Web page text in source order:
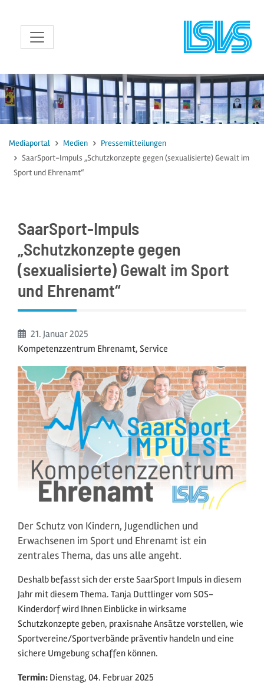
zum Inhalt
Mediaportal Medien
Pressemitteilungen
SaarSport-Impuls „Schutzkonzepte gegen (sexualisierte) Gewalt im
Sport und Ehrenamt“
SaarSport-Impuls
„Schutzkonzepte gegen
(sexualisierte) Gewalt im Sport
und Ehrenamt“
Beginn:
21. Januar2025
Kompetenzzentrum Ehrenamt, Service
Der Schutz von Kindern, Jugendlichen und
Erwachsenen im Sport und Ehrenamt ist ein
zentrales Thema, das uns alle angeht.
Deshalb befasst sich der erste SaarSport Impuls in diesem
Jahr mit diesem Thema. Tanja Duttlinger vom SOS-
Kinderdorf wird Ihnen Einblicke in wirksame
Schutzkonzepte geben, praxisnahe Ansätze vorstellen, wie
Sportvereine/Sportverbände präventiv handeln und eine
sichere Umgebung schaffen können.
Termin: Dienstag, 04. Februar 2025